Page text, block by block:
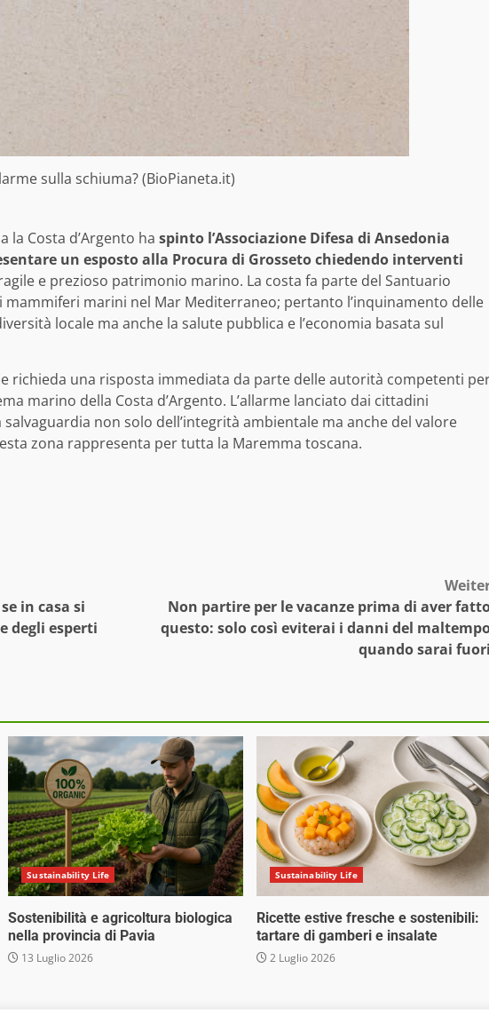
sulla schiuma? (BioPianeta.it)
la Costa d’Argento ha spinto l’Associazione Difesa di Ansedonia
un esposto alla Procura di Grosseto chiedendo interventi
e prezioso patrimonio marino. La costa fa parte del Santuario
mammiferi marini nel Mar Mediterraneo; pertanto l’inquinamento delle
locale ma anche la salute pubblica e l’economia basata sul
richieda una risposta immediata da parte delle autorità competenti
marino della Costa d’Argento. L’allarme lanciato dai cittadini
non solo dell’integrità ambientale ma anche del valore
zona rappresenta per tutta la Maremma toscana.
in casa si
degli esperti
Non partire per le vacanze prima di aver
questo: solo così eviterai i danni del
quando sarai
Sustainability Life
Sostenibilità e agricoltura biologica
nella provincia di Pavia
13 Luglio 2026
Sustainability Life
Ricette estive fresche e sostenibili:
tartare di gamberi e insalate
2 Luglio 2026